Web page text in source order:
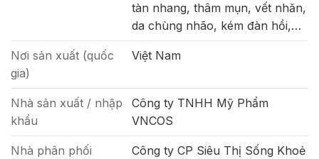
tàn nhang, thâm mụn, vết nhăn,
da chùng nhão, kém đàn hồi,…
Nơi sản xuất (quốc
gia)
Việt Nam
Nhà sản xuất / nhập
khẩu
Công ty TNHH Mỹ Phẩm
VNCOS
Nhà phân phối Công ty CP Siêu Thị Sống Khoẻ